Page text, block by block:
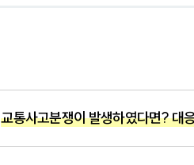
교통사고분쟁이 발생하였다면? 대